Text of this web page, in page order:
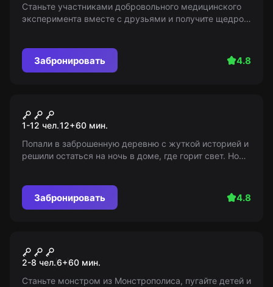
Станьте участниками добровольного медицинского
эксперимента вместе с друзьями и получите щедрое
Забронировать 4.8
Серп и морда. Пугало
1-12 чел.12+60 мин.
Попали в заброшенную деревню с жуткой историей и
решили остаться на ночь в доме, где горит свет. Но
Забронировать 4.8
Корпорация монстров 2.0
2-8 чел.6+60 мин.
Станьте монстром из Монстрополиса, пугайте детей и